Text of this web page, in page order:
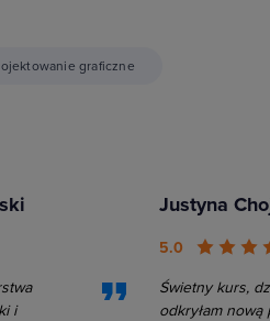
graficzne
i
Justyna
5.0
Świetny kurs,
odkryłam nową